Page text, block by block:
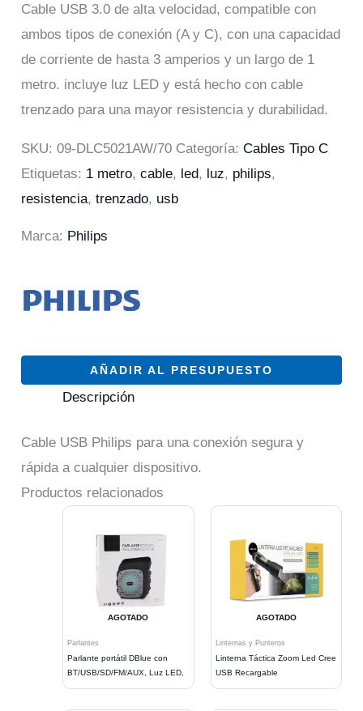
Cable USB 3.0 de alta velocidad, compatible con
ambos tipos de conexión (A y C), con una capacidad
de corriente de hasta 3 amperios y un largo de 1
metro. incluye luz LED y está hecho con cable
trenzado para una mayor resistencia y durabilidad.
SKU:09-DLC5021AW/70 Categoría:Cables Tipo C
Etiquetas: 1 metro,cable, led, luz, philips,
resistencia,trenzado, usb
Marca: Philips
AÑADIR AL PRESUPUESTO
Descripción
Cable USB Philips para una conexión segura y
rápida a cualquier dispositivo.
Productos relacionados
AGOTADO
Parlantes
Parlante portátil DBlue con
BT/USB/SD/FM/AUX, Luz LED,
AGOTADO
Linternas y Punteros
Linterna Táctica Zoom Led Cree
USB Recargable